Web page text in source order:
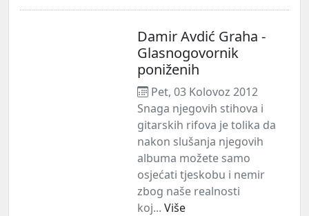
Damir Avdić Graha -
Glasnogovornik
poniženih
Pet, 03 Kolovoz 2012
Snaga njegovih stihova i
gitarskih rifova je tolika da
nakon slušanja njegovih
albuma možete samo
osjećati tjeskobu i nemir
zbog naše realnosti
koj... Više